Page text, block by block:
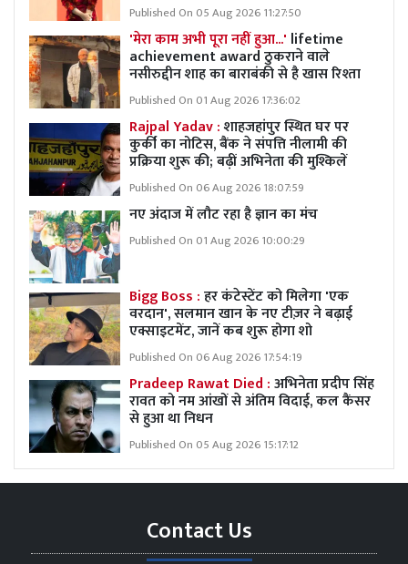
Published On 05 Aug 2026 11:27:50
'मेरा काम अभी पूरा नहीं हुआ...' lifetime
achievement award ठुकराने वाले
नसीरुद्दीन शाह का बाराबंकी से है खास रिश्ता
Published On 01 Aug 2026 17:36:02
Rajpal Yadav :शाहजहांपुर स्थित घर पर
कुर्की का नोटिस, बैंक ने संपत्ति नीलामी की
प्रक्रिया शुरू की; बढ़ीं अभिनेता की मुश्किलें
Published On 06 Aug 2026 18:07:59
नए अंदाज में लौट रहा है ज्ञान का मंच
Published On 01 Aug 2026 10:00:29
Bigg Boss :हर कंटेस्टेंट को मिलेगा 'एक
वरदान', सलमान खान के नए टीज़र ने बढ़ाई
एक्साइटमेंट, जानें कब शुरू होगा शो
Published On 06 Aug 2026 17:54:19
Pradeep Rawat Died :अभिनेता प्रदीप सिंह
रावत को नम आंखों से अंतिम विदाई, कल कैंसर
से हुआ था निधन
Published On 05 Aug 2026 15:17:12
Contact Us